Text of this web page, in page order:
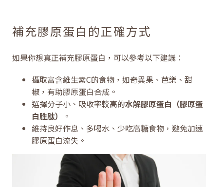
補充膠原蛋白的正確方式
如果你想真正補充膠原蛋白，可以參考以下建議：
攝取富含維生素C的食物，如奇異果、芭樂、甜
椒，有助膠原蛋白合成。
選擇分子小、吸收率較高的水解膠原蛋白（膠原蛋
白胜肽）
。
維持良好作息、多喝水、少吃高糖食物，避免加速
膠原蛋白流失。